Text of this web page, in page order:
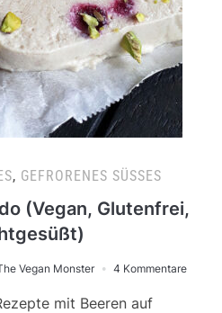
, GEFRORENES SÜSSES
(Vegan, Glutenfrei,
Vegan Monster 4 Kommentare
mit Beeren auf